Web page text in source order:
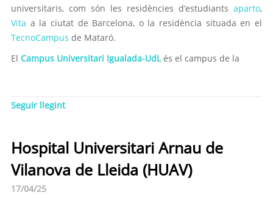
universitaris, com són les residències d’estudiants aparto,
Vita a la ciutat de Barcelona, o la residència situada en el
TecnoCampus de Mataró.
El Campus Universitari Igualada-UdLés el campus de la
Seguir llegint
Hospital Universitari Arnau de
Vilanova de Lleida (HUAV)
17/04/25